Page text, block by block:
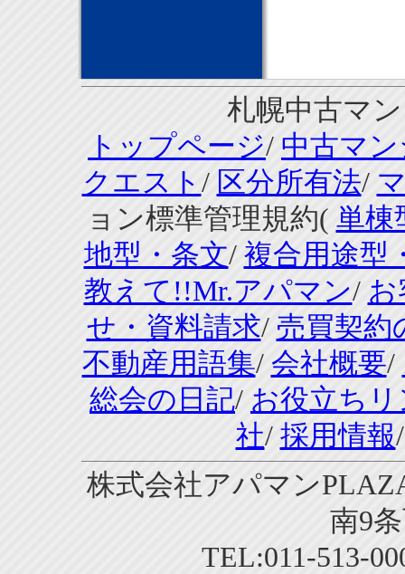
札幌中古マ
トップページ/ 中古マ
クエスト / 区分所有法/
ョン標準管理規約( 単棟
地型・条文/ 複合用途型
教えて!!Mr.アパマン/ お
せ・資料請求/ 売買契約
不動産用語集/ 会社概要/
総会の日記/ お役立ち
社/ 採用情報
株式会社アパマン
南9
TEL:011-513-